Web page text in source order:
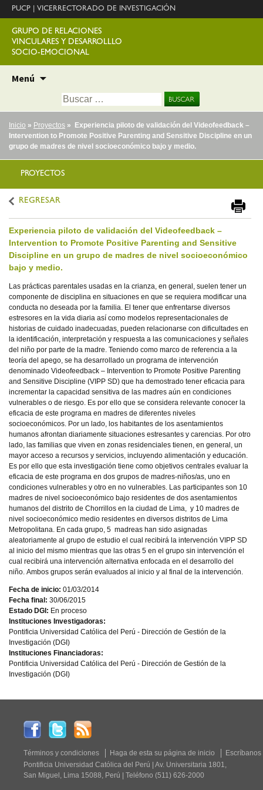
PUCP VICERRECTORADO DE INVESTIGACIÓN
GRUPO DE RELACIONES
VINCULARES Y DESARROLLLO
SOCIO-EMOCIONAL
Menú
contenido
Buscar:
Inicio » Proyectos » Experiencia piloto de validación del Videofeedback –
Intervention to Promote Positive Parenting and Sensitive Discipline en un
grupo de madres de nivel socioeconómico bajo y medio.
PROYECTOS
REGRESAR
Experiencia piloto de validación del Videofeedback –
Intervention to Promote Positive Parenting and Sensitive
Discipline en un grupo de madres de nivel socioeconómico
bajo y medio.
Las prácticas parentales usadas en la crianza, en general, suelen tener un
componente de disciplina en situaciones en que se requiera modificar una
conducta no deseada por la familia. El tener que enfrentarse diversos
estresores en la vida diaria así como modelos representacionales de
historias de cuidado inadecuadas, pueden relacionarse con dificultades en
la identificación, interpretación y respuesta a las comunicaciones y señales
del niño por parte de la madre. Teniendo como marco de referencia a la
teoría del apego, se ha desarrollado un programa de intervención
denominado Videofeedback – Intervention to Promote Positive Parenting
and Sensitive Discipline (VIPP SD) que ha demostrado tener eficacia para
incrementar la capacidad sensitiva de las madres aún en condiciones
vulnerables o de riesgo. Es por ello que se considera relevante conocer la
eficacia de este programa en madres de diferentes niveles
socioeconómicos. Por un lado, los habitantes de los asentamientos
humanos afrontan diariamente situaciones estresantes y carencias. Por otro
lado, las familias que viven en zonas residenciales tienen, en general, un
mayor acceso a recursos y servicios, incluyendo alimentación y educación.
Es por ello que esta investigación tiene como objetivos centrales evaluar la
eficacia de este programa en dos grupos de madres-niños/as, uno en
condiciones vulnerables y otro en no vulnerables. Las participantes son 10
madres de nivel socioeconómico bajo residentes de dos asentamientos
humanos del distrito de Chorrillos en la ciudad de Lima, y 10 madres de
nivel socioeconómico medio residentes en diversos distritos de Lima
Metropolitana. En cada grupo, 5 madreas han sido asignadas
aleatoriamente al grupo de estudio el cual recibirá la intervención VIPP SD
al inicio del mismo mientras que las otras 5 en el grupo sin intervención el
cual recibirá una intervención alternativa enfocada en el desarrollo del
niño. Ambos grupos serán evaluados al inicio y al final de la intervención.
Fecha de inicio: 01/03/2014
Fecha final: 30/06/2015
Estado DGI: En proceso
Instituciones Investigadoras:
Pontificia Universidad Católica del Perú - Dirección de Gestión de la
Investigación (DGI)
Instituciones Financiadoras:
Pontificia Universidad Católica del Perú - Dirección de Gestión de la
Investigación (DGI)
Términos y condiciones Haga de esta su página de inicio
Escríbanos
Pontificia Universidad Católica del Perú | Av. Universitaria 1801,
San Miguel, Lima 15088, Perú | Teléfono (511) 626-2000